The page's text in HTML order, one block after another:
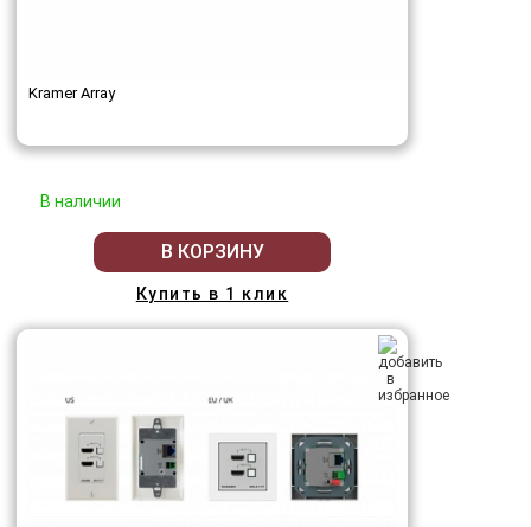
Kramer Array
В наличии
В КОРЗИНУ
Купить в 1 клик